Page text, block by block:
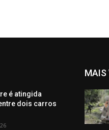
é atingida
dois carros
MAIS